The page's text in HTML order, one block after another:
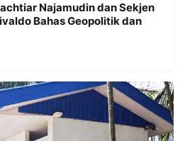
Najamudin dan Sekjen
Bahas Geopolitik dan